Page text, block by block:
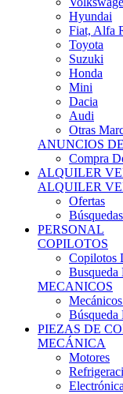
Hyundai
Fiat, Alfa
Toyota
Suzuki
Honda
Mini
Dacia
Audi
Otras
ANUNCIOS
Compra
ALQUILER
ALQUILER
Ofertas
Búsquedas
PERSONAL
COPILOTOS
Copilotos
Busqueda
MECANICOS
Búsqueda
PIEZAS DE
MECÁNICA
Motores
Electrónica